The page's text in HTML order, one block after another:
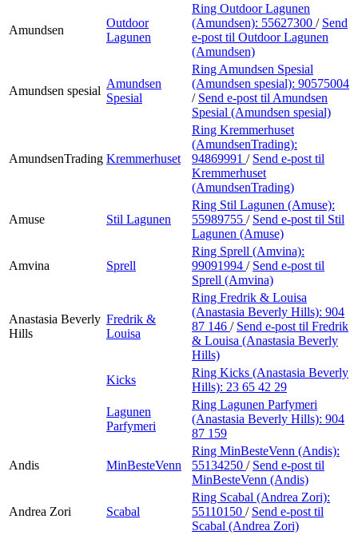
Amundsen
Outdoor
Lagunen
Ring Outdoor Lagunen
(Amundsen): 55627300 / Send
e-post til Outdoor Lagunen
(Amundsen)
Amundsen spesial
Amundsen
Spesial
Ring Amundsen Spesial
(Amundsen spesial): 90575004
/ Send e-post til Amundsen
Spesial (Amundsen spesial)
AmundsenTrading Kremmerhuset
Ring Kremmerhuset
(AmundsenTrading):
94869991 / Send e-post til
Kremmerhuset
(AmundsenTrading)
Amuse Stil Lagunen
Ring Stil Lagunen (Amuse):
55989755 / Send e-post til Stil
Lagunen (Amuse)
Amvina Sprell
Ring Sprell (Amvina):
99091994 / Send e-post til
Sprell (Amvina)
Anastasia Beverly
Hills
Fredrik &
Louisa
Ring Fredrik & Louisa
(Anastasia Beverly Hills): 904
87 146 / Send e-post til Fredrik
& Louisa (Anastasia Beverly
Hills)
Kicks
Ring Kicks (Anastasia Beverly
Hills): 23 65 42 29
Lagunen
Parfymeri
Ring Lagunen Parfymeri
(Anastasia Beverly Hills): 904
87 159
Andis MinBesteVenn
Ring MinBesteVenn (Andis):
55134250 / Send e-post til
MinBesteVenn (Andis)
Andrea Zori Scabal
Ring Scabal (Andrea Zori):
55110150 / Send e-post til
Scabal (Andrea Zori)